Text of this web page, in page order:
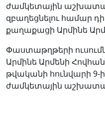
ժամկետային
զբաղեցնելու համար
քաղաքացի Արմինե
Փաստաթղթերի
Արմինե Արմենի
թվականի հունվարի 9-
ժամկետային